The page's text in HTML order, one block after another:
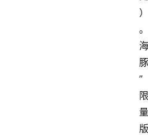
）
。
海
豚
”
限
量
版